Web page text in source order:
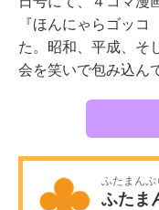
『ほんにゃらゴッ
た。昭和、平成、そ
会を笑いで包み込ん
ふたまん
ふたま